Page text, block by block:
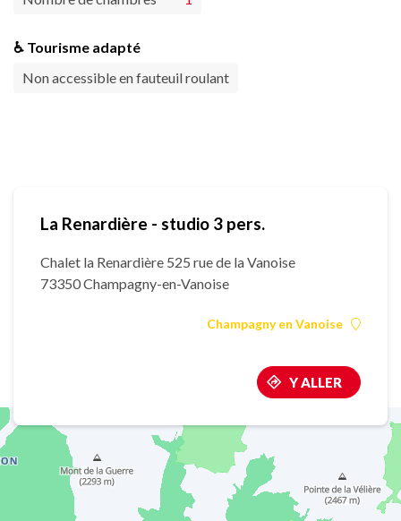
♿ Tourisme adapté
Non accessible en fauteuil roulant
La Renardière - studio 3 pers.
Chalet la Renardière 525 rue de la Vanoise
73350 Champagny-en-Vanoise
Champagny en Vanoise
Y ALLER